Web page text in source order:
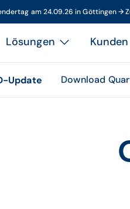
am 24.09.26 in Göttingen →
Lösungen Kunden
Update Download